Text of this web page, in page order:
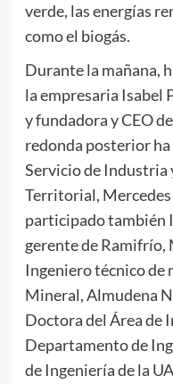
verde, las energías
como el biogás.
Durante la mañana,
la empresaria Isabel
y fundadora y CEO
redonda posterior
Servicio de Industria
Territorial, Mercedes
participado también
gerente de Ramifrío,
Ingeniero técnico de
Mineral, Almudena
Doctora del Área de
Departamento de
de Ingeniería de la